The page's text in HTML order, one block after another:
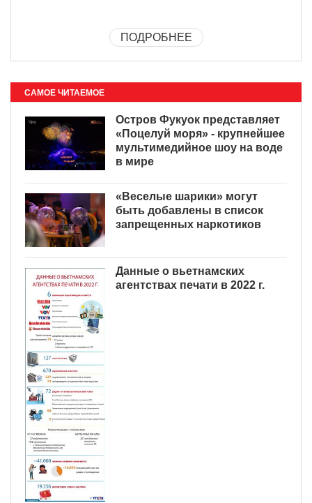
ПОДРОБНЕЕ
САМОЕ ЧИТАЕМОЕ
Остров Фукуок представляет
«Поцелуй моря» - крупнейшее
мультимедийное шоу на воде
в мире
«Веселые шарики» могут
быть добавлены в список
запрещенных наркотиков
Данные о вьетнамских
агентствах печати в 2022 г.